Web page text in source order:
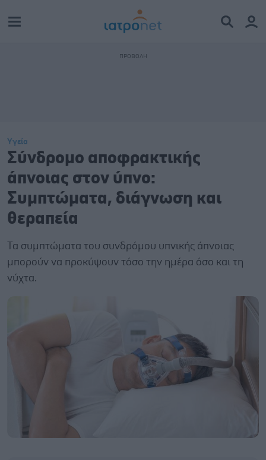
Υγεία
Σύνδρομο αποφρακτικής
άπνοιας στον ύπνο:
Συμπτώματα, διάγνωση και
θεραπεία
Τα συμπτώματα του συνδρόμου υπνικής άπνοιας
μπορούν να προκύψουν τόσο την ημέρα όσο και τη
νύχτα.